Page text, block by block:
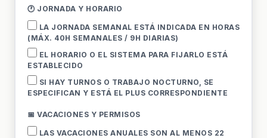
🕐 JORNADA Y HORARIO
LA JORNADA SEMANAL ESTÁ INDICADA EN HORAS
(MÁX. 40H SEMANALES / 9H DIARIAS)
EL HORARIO O EL SISTEMA PARA FIJARLO ESTÁ
ESTABLECIDO
SI HAY TURNOS O TRABAJO NOCTURNO, SE
ESPECIFICAN Y ESTÁ EL PLUS CORRESPONDIENTE
📅 VACACIONES Y PERMISOS
LAS VACACIONES ANUALES SON AL MENOS 22